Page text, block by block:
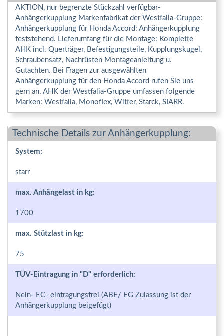
AKTION, nur begrenzte Stückzahl verfügbar-
Anhängerkupplung Markenfabrikat der Westfalia-Gruppe:
Anhängerkupplung für Honda Accord: Anhängerkupplung
feststehend. Lieferumfang für die Montage: Komplette
AHK incl. Querträger, Befestigungsteile, Kupplungskugel,
Schraubensatz, Nachrüsten Montageanleitung u.
Gutachten. Bei Fragen zur ausgewählten
Anhängerkupplung für den Honda Accord rufen Sie uns
gern an. AHK der Westfalia-Gruppe umfassen folgende
Marken: Westfalia, Monoflex, Witter, Starck, SIARR.
Technische Details zur Anhängerkupplung:
System:
starr
max. Anhängelast in kg:
1700
max. Stützlast in kg:
75
TÜV-Eintragung in "D" erforderlich:
Nein- EC- eintragungsfrei (ABE/ EG Zulassung ist der
Anhängerkupplung beigefügt)